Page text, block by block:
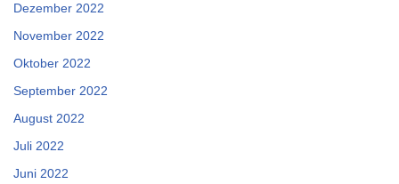
Dezember 2022
November 2022
Oktober 2022
September 2022
August 2022
Juli 2022
Juni 2022